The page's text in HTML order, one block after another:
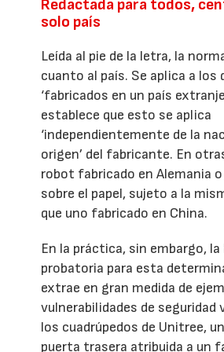
Redactada para todos,
solo país
Leída al pie de la letra, la
cuanto al país. Se aplica a
‘fabricados en un país
establece que esto se aplica
‘independientemente de la
origen’ del fabricante. En
robot fabricado en Alemania
sobre el papel, sujeto a la
que uno fabricado en China.
En la práctica, sin embargo, la
probatoria para esta
extrae en gran medida de
vulnerabilidades de seguridad
los cuadrúpedos de Unitree,
puerta trasera atribuida a un